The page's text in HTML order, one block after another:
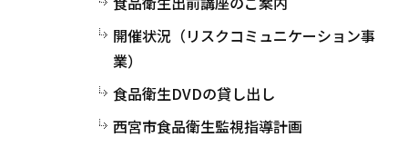
開催状況（リスクコミュニケーション事
業）
食品衛生DVDの貸し出し
西宮市食品衛生監視指導計画